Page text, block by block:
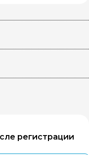
регистрации